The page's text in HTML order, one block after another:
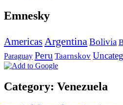
Emnesky
AmericasArgentinaBolivia
Paraguay Peru Taarnskov
Category: Venezuela